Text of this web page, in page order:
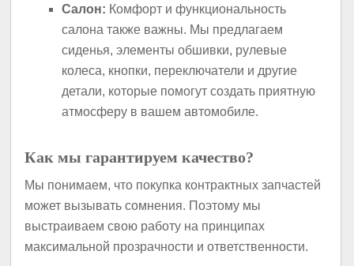
Салон: Комфорт и функциональность
салона также важны. Мы предлагаем
сиденья, элементы обшивки, рулевые
колеса, кнопки, переключатели и другие
детали, которые помогут создать приятную
атмосферу в вашем автомобиле.
Как мы гарантируем качество?
Мы понимаем, что покупка контрактных запчастей
может вызывать сомнения. Поэтому мы
выстраиваем свою работу на принципах
максимальной прозрачности и ответственности.